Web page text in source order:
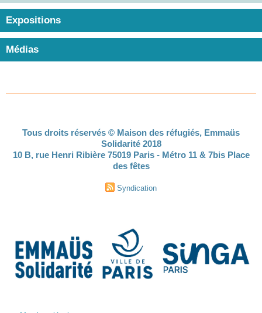
Expositions
Médias
Tous droits réservés © Maison des réfugiés, Emmaüs
Solidarité 2018
10 B, rue Henri Ribière 75019 Paris - Métro 11 & 7bis Place
des fêtes
Syndication